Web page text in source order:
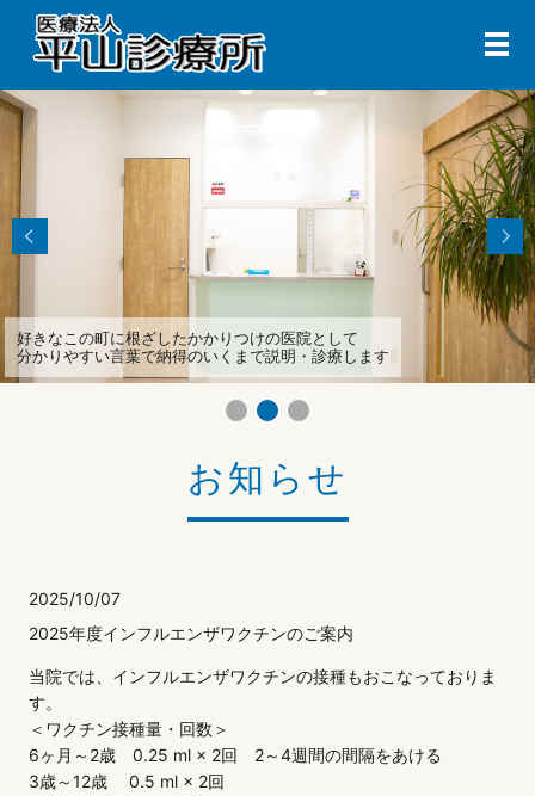
メ
好きなこの町に根ざしたかかりつけの医院として
分かりやすい言葉で納得のいくまで説明・診療します
お知らせ
2025/10/07
2025年度インフルエンザワクチンのご案内
当院では、インフルエンザワクチンの接種もおこなっておりま
す。
＜ワクチン接種量・回数＞
6ヶ月～2歳 0.25 ml × 2回 2～4週間の間隔をあける
3歳～12歳 0.5 ml × 2回